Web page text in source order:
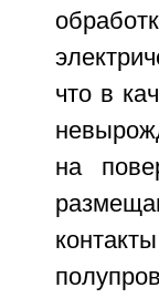
что в
на